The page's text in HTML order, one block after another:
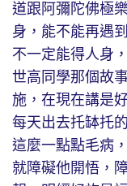
道跟阿彌陀佛極
身，能不能再遇
不一定能得人身
世高同學那個故
施，在現在講是
每天出去托缽托
這麼一點點毛病
就障礙他開悟，